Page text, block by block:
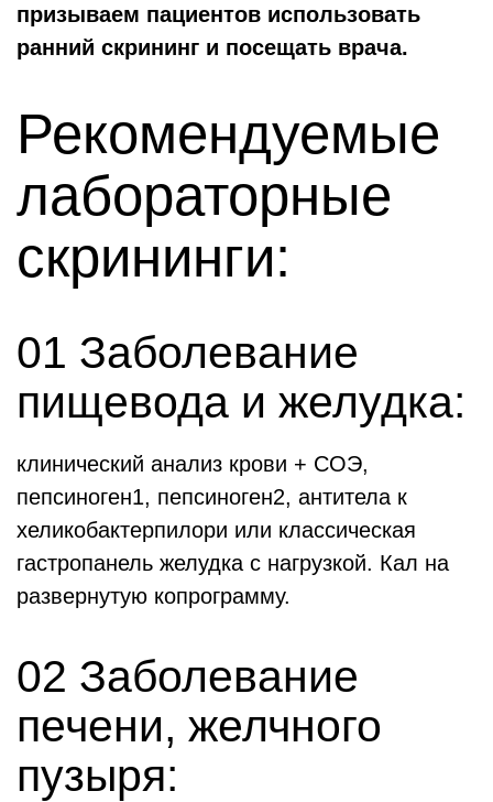
призываем пациентов использовать
ранний скрининг и посещать врача.
Рекомендуемые
лабораторные
скрининги:
01 Заболевание
пищевода и желудка:
клинический анализ крови + СОЭ,
пепсиноген1, пепсиноген2, антитела к
хеликобактерпилори или классическая
гастропанель желудка с нагрузкой. Кал на
развернутую копрограмму.
02 Заболевание
печени, желчного
пузыря: